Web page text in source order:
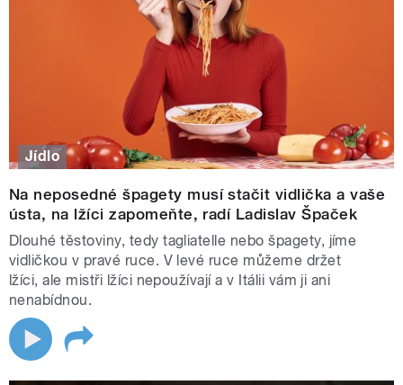
Jídlo
Na neposedné špagety musí stačit vidlička a vaše
ústa, na lžíci zapomeňte, radí Ladislav Špaček
Dlouhé těstoviny, tedy tagliatelle nebo špagety, jíme
vidličkou v pravé ruce. V levé ruce můžeme držet
lžíci, ale mistři lžíci nepoužívají a v Itálii vám ji ani
nenabídnou.